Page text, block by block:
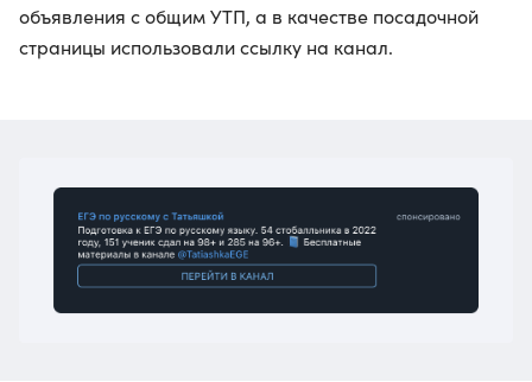
объявления с общим УТП, а в качестве посадочной
страницы использовали ссылку на канал.